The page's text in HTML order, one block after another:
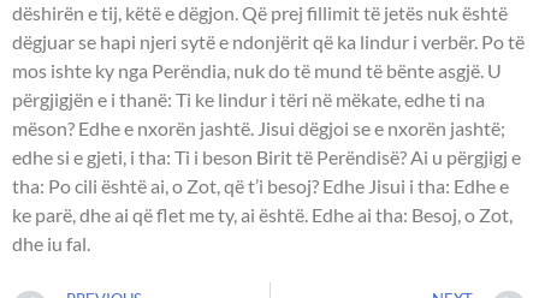
dëshirën e tij, këtë e dëgjon. Që prej fillimit të jetës nuk është
dëgjuar se hapi njeri sytë e ndonjërit që ka lindur i verbër. Po të
mos ishte ky nga Perëndia, nuk do të mund të bënte asgjë. U
përgjigjën e i thanë: Ti ke lindur i tëri në mëkate, edhe ti na
mëson? Edhe e nxorën jashtë. Jisui dëgjoi se e nxorën jashtë;
edhe si e gjeti, i tha: Ti i beson Birit të Perëndisë? Ai u përgjigj e
tha: Po cili është ai, o Zot, që t’i besoj? Edhe Jisui i tha: Edhe e
ke parë, dhe ai që flet me ty, ai është. Edhe ai tha: Besoj, o Zot,
dhe iu fal.